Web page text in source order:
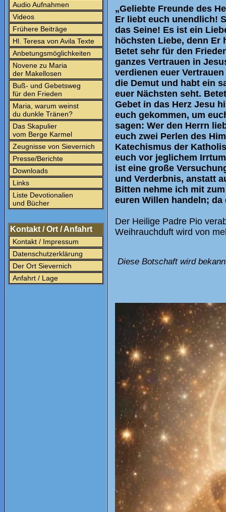
Audio Aufnahmen
Videos
Frühere Beiträge
Hl. Teresa von Avila Texte
Anbetungsmöglichkeiten
Novene zu Maria
der Makellosen
Buß- und Gebetsweg
für den Frieden
Maria, warum weinst
du dunkle Tränen?
Das Skapulier
vom Berge Karmel
Zeugnisse von Sievernich
Presse/Berichte
Downloads
Links
Liste Devotionalien
und Bücher
Kontakt / Ort / Anfahrt
Kontakt / Impressum
Datenschutzerklärung
Der Ort Sievernich
Anfahrt / Lage
„Geliebte Freunde des
Er liebt euch unendlich!
das Seine! Es ist ein
höchsten Liebe, denn Er
Betet sehr für den
ganzes Vertrauen in
verdienen euer
die Demut und habt ein
euer Nächsten seht.
Gebet in das Herz Jesu
euch gekommen, um
sagen: Wer den Herrn
euch zwei Perlen des
Katechismus der
euch vor jeglichem
ist eine große
und Verderbnis, anstatt
Bitten nehme ich mit
euren Willen handeln;
Der Heilige Padre Pio
Weihrauchduft wird von
Diese Botschaft wird